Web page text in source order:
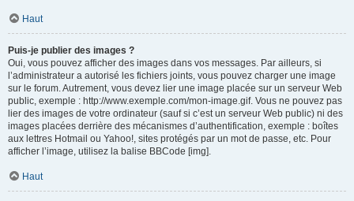
Haut
Puis-je publier des images ?
Oui, vous pouvez afficher des images dans vos messages. Par ailleurs, si
l’administrateur a autorisé les fichiers joints, vous pouvez charger une image
sur le forum. Autrement, vous devez lier une image placée sur un serveur Web
public, exemple : http://www.exemple.com/mon-image.gif. Vous ne pouvez pas
lier des images de votre ordinateur (sauf si c’est un serveur Web public) ni des
images placées derrière des mécanismes d’authentification, exemple : boîtes
aux lettres Hotmail ou Yahoo!, sites protégés par un mot de passe, etc. Pour
afficher l’image, utilisez la balise BBCode [img].
Haut